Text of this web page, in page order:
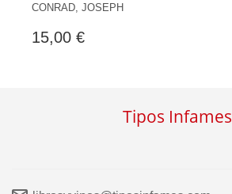
CONRAD, JOSEPH
15,00 €
Tipos Infames